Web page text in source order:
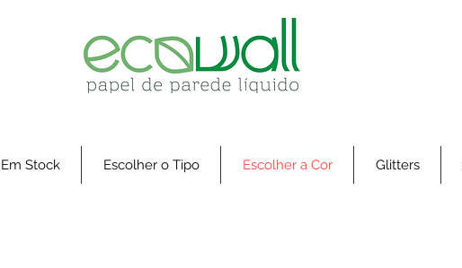
Em Stock Escolher o Tipo Escolher a Cor Glitters